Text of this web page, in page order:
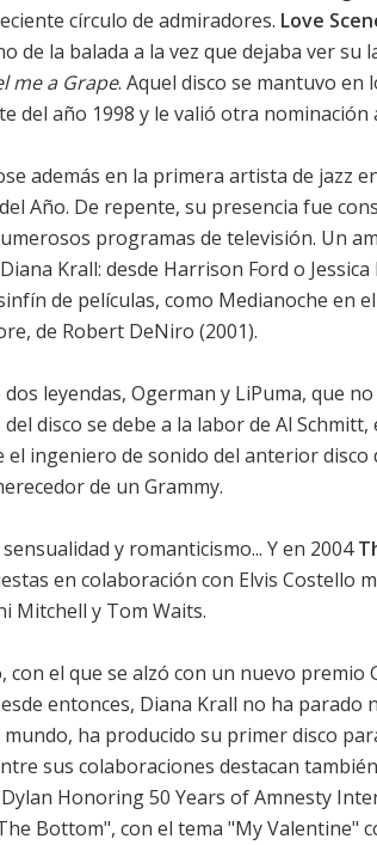
círculo de admiradores. Love
la balada a la vez que dejaba ver su
me a Grape. Aquel disco se mantuvo en
del año 1998 y le valió otra nominación
además en la primera artista de jazz
Año. De repente, su presencia fue
programas de televisión. Un
Krall: desde Harrison Ford o
de películas, como Medianoche en
de Robert DeNiro (2001).
leyendas, Ogerman y LiPuma, que
disco se debe a la labor de Al Schmitt,
ingeniero de sonido del anterior disco
de un Grammy.
y romanticismo... Y en 2004
en colaboración con Elvis Costello
Mitchell y Tom Waits.
el que se alzó con un nuevo premio
entonces, Diana Krall no ha parado
ha producido su primer disco
sus colaboraciones destacan
Honoring 50 Years of Amnesty
Bottom", con el tema "My Valentine"